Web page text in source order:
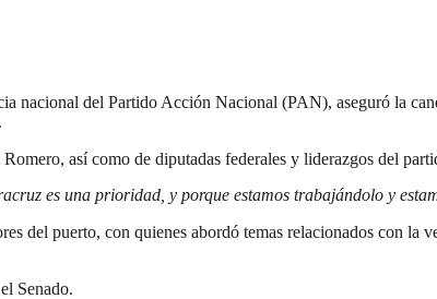
nacional del Partido Acción Nacional (PAN), aseguró la
así como de diputadas federales y liderazgos del
es una prioridad, y porque estamos trabajándolo y
del puerto, con quienes abordó temas relacionados con
Senado.